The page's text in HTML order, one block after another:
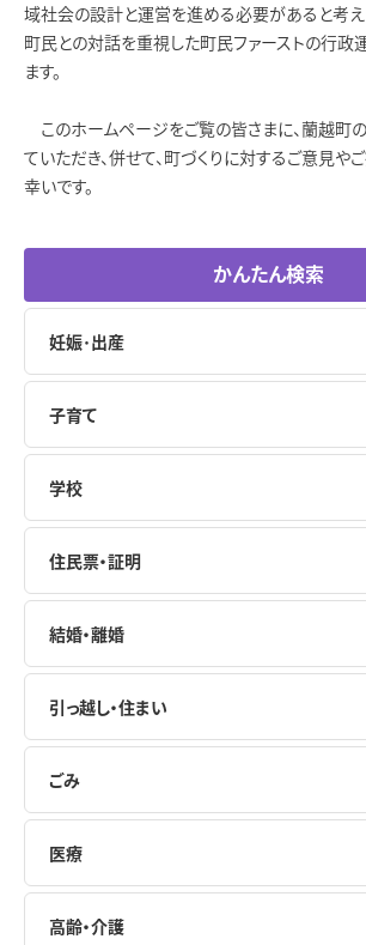
域社会の設計と運営を進める必要があると考え
町民との対話を重視した町民ファーストの行政
ます。
このホームページをご覧の皆さまに、蘭越町
ていただき、併せて、町づくりに対するご意見や
幸いです。
かんたん検索
妊娠･出産
子育て
学校
住民票・証明
結婚・離婚
引っ越し・住まい
ごみ
医療
高齢・介護